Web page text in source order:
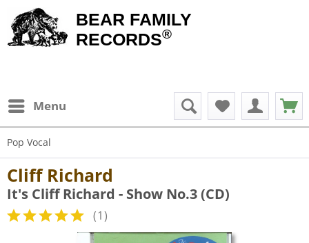
BEAR FAMILY
RECORDS®
Menu
Pop Vocal
Cliff Richard
It's Cliff Richard - Show No.3 (CD)
(1)